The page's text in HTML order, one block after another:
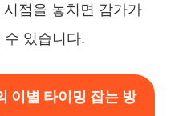
점을 놓치면 감가가
수 있습니다.
이별 타이밍 잡는 방